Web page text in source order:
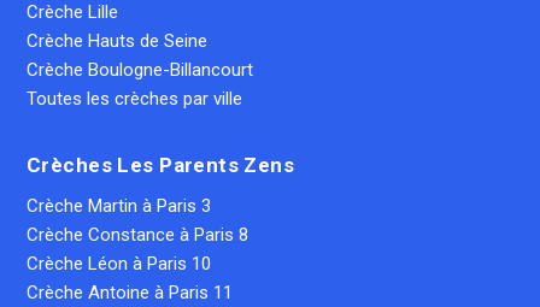
Crèche Lille
Crèche Hauts de Seine
Crèche Boulogne-Billancourt
Toutes les crèches par ville
Crèches Les Parents Zens
Crèche Martin à Paris 3
Crèche Constance à Paris 8
Crèche Léon à Paris 10
Crèche Antoine à Paris 11